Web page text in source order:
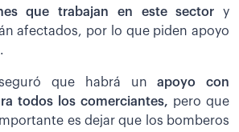
que trabajan en este sector y
afectados, por lo que piden apoyo
que habrá unapoyo con
todos los comerciantes, pero que
es dejar que los bomberos